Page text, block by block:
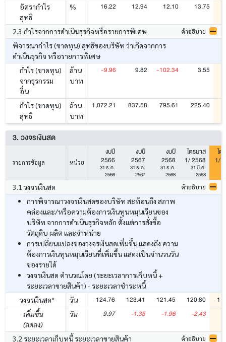
อัตรากำไร
สุทธิ
% 16.22 12.94 12.10 13.75
2.3 กำไรจากการดำเนินธุรกิจหรือรายการพิเศษ คำอธิบาย
พิจารณากำไร (ขาดทุน) สุทธิของบริษัท ว่าเกิดจากการ
ดำเนินธุรกิจ หรือรายการพิเศษ
กำไร (ขาดทุน)
จากธุรกรรม
อื่น
ล้าน
บาท
-9.96 9.82 -102.34 3.55
กำไร (ขาดทุน)
สุทธิ
ล้าน
บาท
1,072.21 837.58 795.61 225.40
3. วงจรเงินสด
รายการข้อมูล หน่วย
งบปี
2566
31 ธ.ค.
2566
งบปี
2567
31 ธ.ค.
2567
งบปี
2568
31 ธ.ค.
2568
ไตรมาส
1/ 2568
31 มี.ค.
2568
ไต
1/
3.1 วงจรเงินสด คำอธิบาย
การพิจารณาวงจรเงินสดของบริษัท สะท้อนถึง สภาพ
คล่องและ/หรือความต้องการเงินทุนหมุนเวียนของ
บริษัท จากการดำเนินธุรกิจหลัก ตั้งแต่การสั่งซื้อ
วัตถุดิบ ผลิต และจำหน่าย
การเปลี่ยนแปลงของวงจรเงินสดเพิ่มขึ้น แสดงถึง ความ
ต้องการเงินทุนหมุนเวียนที่เพิ่มขึ้น แสดงเป็นจำนวนวัน
ของรายได้
วงจรเงินสด คำนวณโดย (ระยะเวลาการเก็บหนี้ +
ระยะเวลาขายสินค้า) - ระยะเวลาชำระหนี้
วงจรเงินสด*
วัน 124.76 123.41 121.45 120.80
เพิ่มขึ้น
(ลดลง)
วัน 9.97 -1.35 -1.96 -2.43
3.2 ระยะเวลาเก็บหนี้ ระยะเวลาขายสินค้า คำอธิบาย